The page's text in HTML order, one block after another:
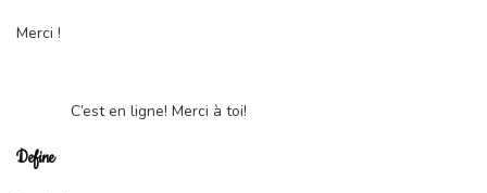
Merci !
Define
C’est en ligne! Merci à toi!